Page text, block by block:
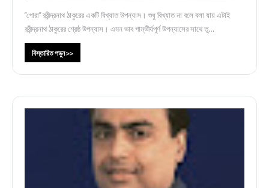
“গোরা” রবীন্দ্রনাথ ঠাকুরের একটি বিখ্যাত উপন্যাস। শুধু বিখ্যাত না বলে বলা যায় এটাই
রবীন্দ্রনাথ ঠাকুরের শ্রেষ্ঠ উপন্যাস। এমন ভাব গাম্ভীর্যপূর্ণ উপন্যাসের সাথে তু…
বিস্তারিত পড়ুন >>